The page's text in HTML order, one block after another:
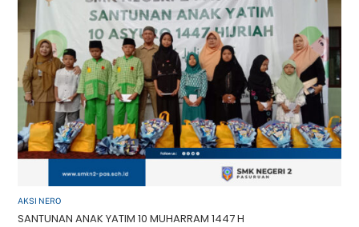
AKSI NERO
SANTUNAN ANAK YATIM 10 MUHARRAM 1447 H